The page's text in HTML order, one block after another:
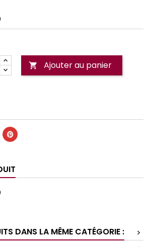
 Ajouter au panier
DANS LA MÊME CATÉGORIE :
>